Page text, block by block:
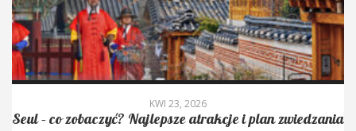
KWI 23, 2026
Seul – co zobaczyć? Najlepsze atrakcje i plan zwiedzania